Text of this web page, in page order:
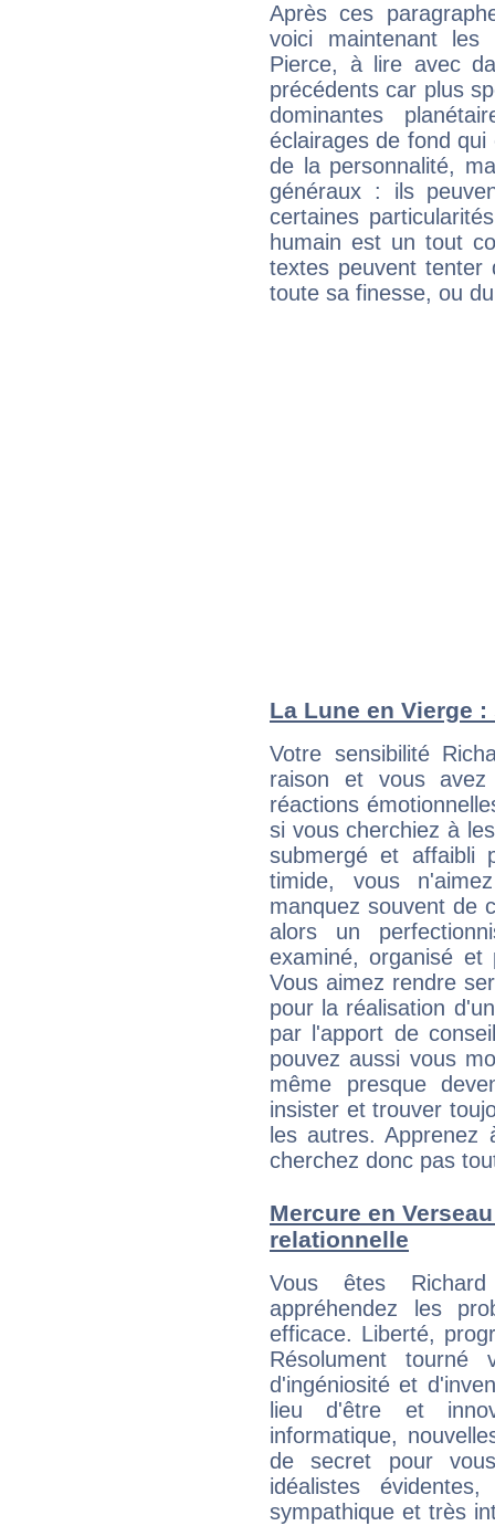
Après ces
voici maintenant les
Pierce, à lire avec
précédents car plus
dominantes
éclairages de fond
de la personnalité,
généraux : ils
certaines
humain est un tout
textes peuvent tenter
toute sa finesse, ou
La Lune en Vierge
Votre sensibilité
raison et vous
réactions
si vous cherchiez à
submergé et affaibli
timide, vous
manquez souvent de
alors un
examiné, organisé et
Vous aimez rendre
pour la réalisation
par l'apport de
pouvez aussi vous
même presque
insister et trouver
les autres.
cherchez donc pas
Mercure en
relationnelle
Vous êtes
appréhendez les
efficace. Liberté,
Résolument tourné
d'ingéniosité et
lieu d'être et
informatique,
de secret pour
idéalistes
sympathique et très